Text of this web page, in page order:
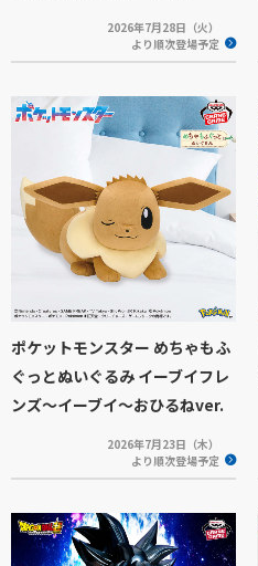
2026年7月28日（火）
より順次登場予定
ポケットモンスター めちゃもふ
ぐっとぬいぐるみ イーブイフレ
ンズ～イーブイ～おひるねver.
2026年7月23日（木）
より順次登場予定